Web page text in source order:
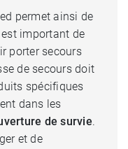
permet ainsi de
important de
porter secours
de secours doit
spécifiques
dans les
de survie.
et de